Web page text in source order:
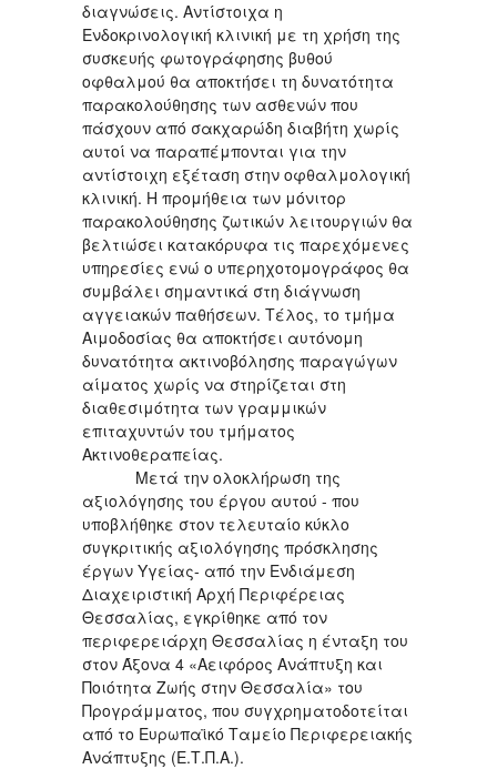
διαγνώσεις. Αντίστοιχα η
Ενδοκρινολογική κλινική με τη χρήση της
συσκευής φωτογράφησης βυθού
οφθαλμού θα αποκτήσει τη δυνατότητα
παρακολούθησης των ασθενών που
πάσχουν από σακχαρώδη διαβήτη χωρίς
αυτοί να παραπέμπονται για την
αντίστοιχη εξέταση στην οφθαλμολογική
κλινική. Η προμήθεια των μόνιτορ
παρακολούθησης ζωτικών λειτουργιών θα
βελτιώσει κατακόρυφα τις παρεχόμενες
υπηρεσίες ενώ ο υπερηχοτομογράφος θα
συμβάλει σημαντικά στη διάγνωση
αγγειακών παθήσεων. Τέλος, το τμήμα
Αιμοδοσίας θα αποκτήσει αυτόνομη
δυνατότητα ακτινοβόλησης παραγώγων
αίματος χωρίς να στηρίζεται στη
διαθεσιμότητα των γραμμικών
επιταχυντών του τμήματος
Ακτινοθεραπείας.
Μετά την ολοκλήρωση της
αξιολόγησης του έργου αυτού - που
υποβλήθηκε στον τελευταίο κύκλο
συγκριτικής αξιολόγησης πρόσκλησης
έργων Υγείας- από την Ενδιάμεση
Διαχειριστική Αρχή Περιφέρειας
Θεσσαλίας, εγκρίθηκε από τον
περιφερειάρχη Θεσσαλίας η ένταξη του
στον Άξονα 4 «Αειφόρος Ανάπτυξη και
Ποιότητα Ζωής στην Θεσσαλία» του
Προγράμματος, που συγχρηματοδοτείται
από το Ευρωπαϊκό Ταμείο Περιφερειακής
Ανάπτυξης (Ε.Τ.Π.Α.).